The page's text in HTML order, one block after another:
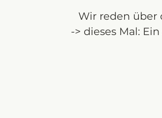
Wir reden über
-> dieses Mal: